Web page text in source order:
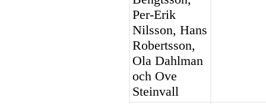
Per-Erik
Nilsson, Hans
Robertsson,
Ola Dahlman
och Ove
Steinvall